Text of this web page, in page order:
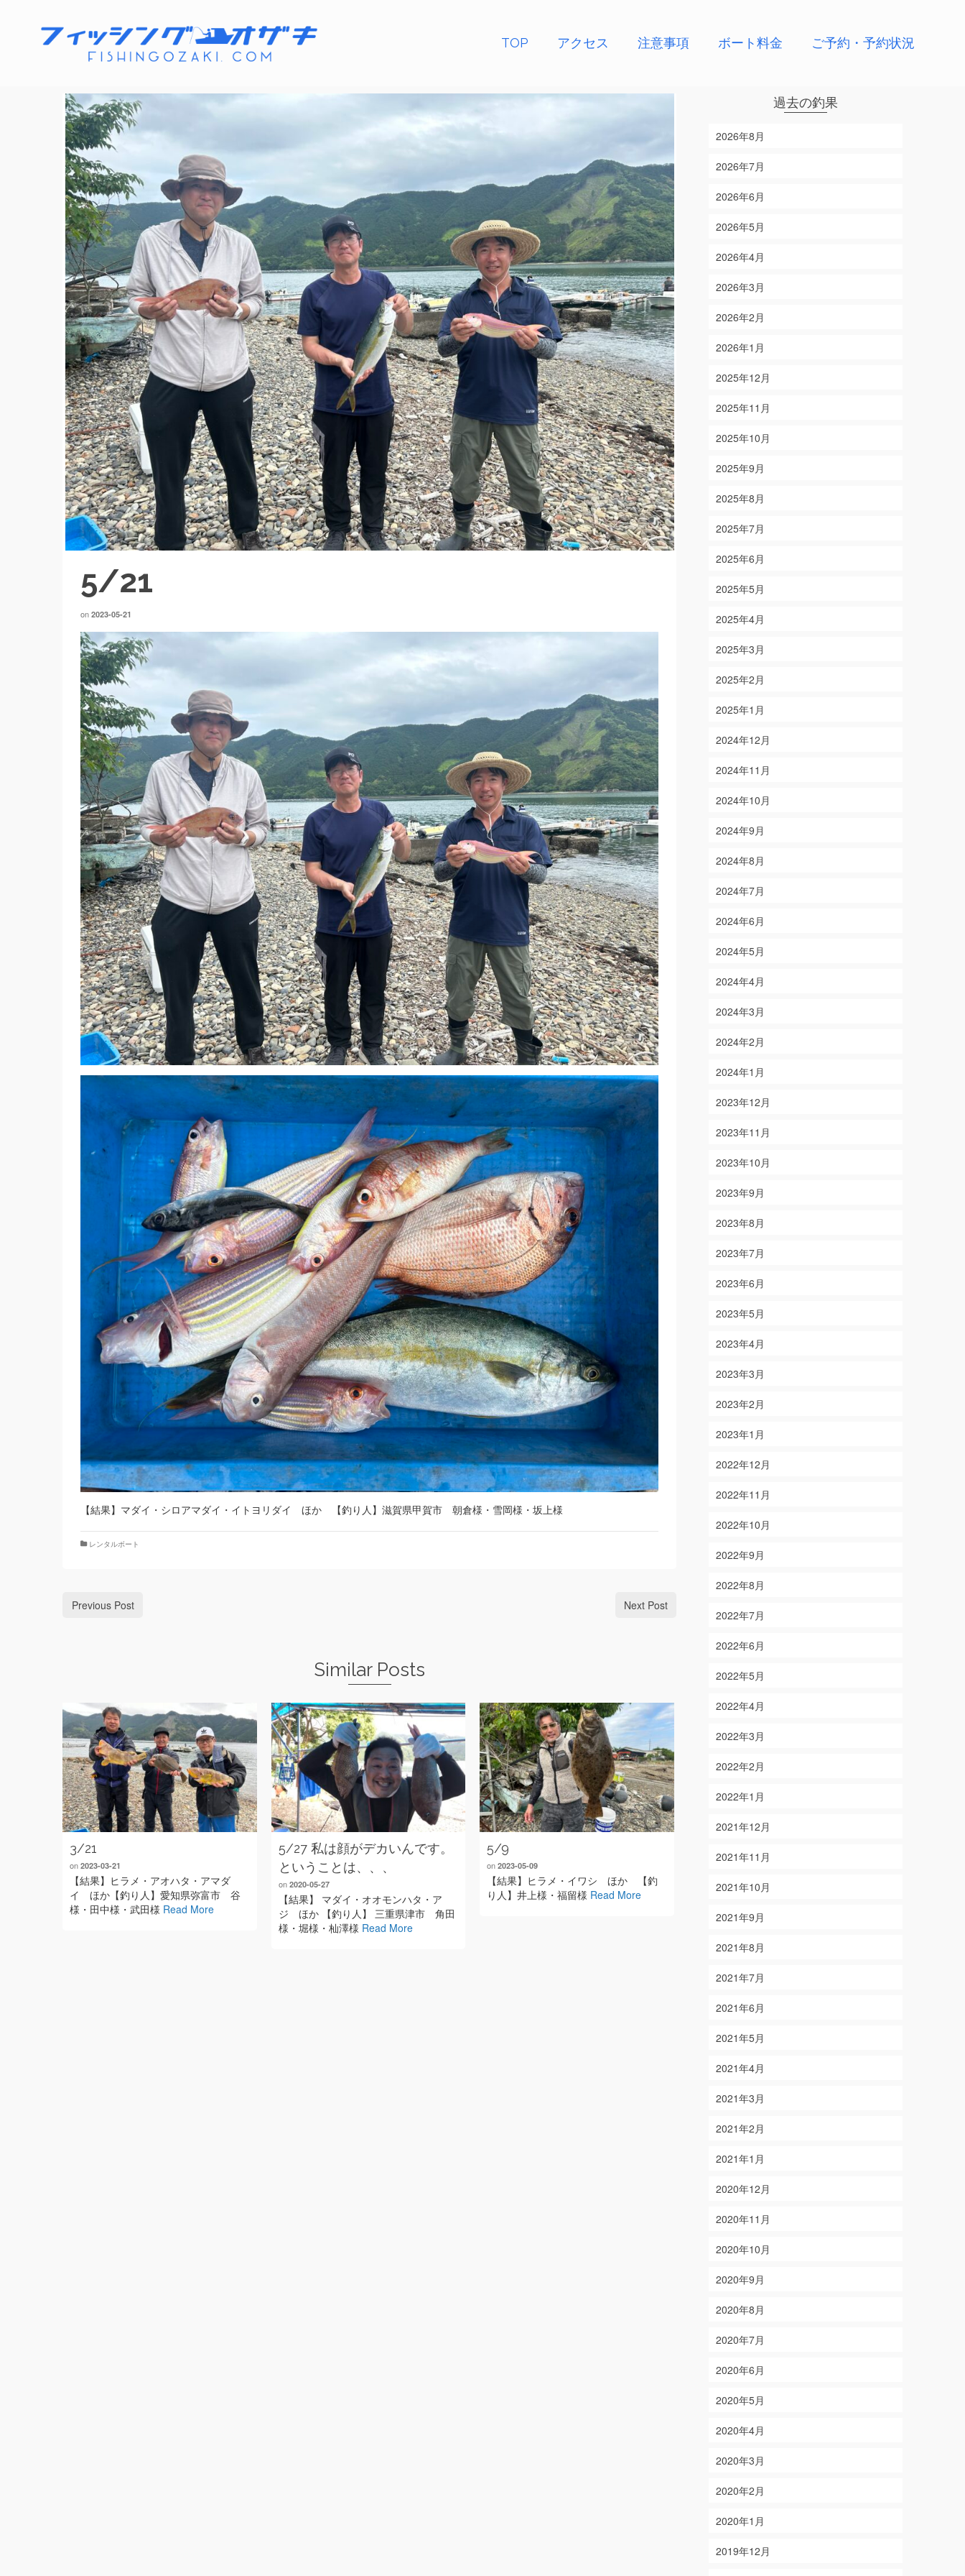
TOP アクセス 注意事項 ボート料金 ご予約・予約状況
5/21
on 2023-05-21
【結果】マダイ・シロアマダイ・イトヨリダイ ほか 【釣り人】滋賀県甲賀市 朝倉様・雪岡様・坂上様
レンタルボート
Previous Post Next Post
Similar Posts
3/21
on 2023-03-21
【結果】ヒラメ・アオハタ・アマダ
イ ほか【釣り人】愛知県弥富市 谷
様・田中様・武田様 Read More
5/27 私は顔がデカいんです。
ということは、、、
on 2020-05-27
【結果】 マダイ・オオモンハタ・ア
ジ ほか 【釣り人】 三重県津市 角田
様・堀様・杣澤様 Read More
5/9
on2023-05-09
【結果】ヒラメ・イワシ ほか 【釣
り人】井上様・福留様 Read More
2023-04-29
【結果】ワラサ・オオモンハタ 【釣
り人】愛知県春日井市 松本様
過去の釣果
2026年8月
2026年7月
2026年6月
2026年5月
2026年4月
2026年3月
2026年2月
2026年1月
2025年12月
2025年11月
2025年10月
2025年9月
2025年8月
2025年7月
2025年6月
2025年5月
2025年4月
2025年3月
2025年2月
2025年1月
2024年12月
2024年11月
2024年10月
2024年9月
2024年8月
2024年7月
2024年6月
2024年5月
2024年4月
2024年3月
2024年2月
2024年1月
2023年12月
2023年11月
2023年10月
2023年9月
2023年8月
2023年7月
2023年6月
2023年5月
2023年4月
2023年3月
2023年2月
2023年1月
2022年12月
2022年11月
2022年10月
2022年9月
2022年8月
2022年7月
2022年6月
2022年5月
2022年4月
2022年3月
2022年2月
2022年1月
2021年12月
2021年11月
2021年10月
2021年9月
2021年8月
2021年7月
2021年6月
2021年5月
2021年4月
2021年3月
2021年2月
2021年1月
2020年12月
2020年11月
2020年10月
2020年9月
2020年8月
2020年7月
2020年6月
2020年5月
2020年4月
2020年3月
2020年2月
2020年1月
2019年12月